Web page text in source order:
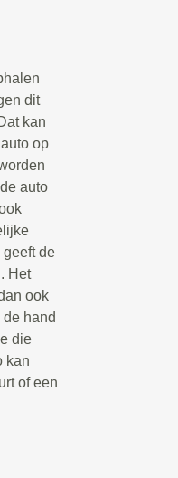
dit
kan
op
auto
de
Het
ook
hand
die
kan
of een